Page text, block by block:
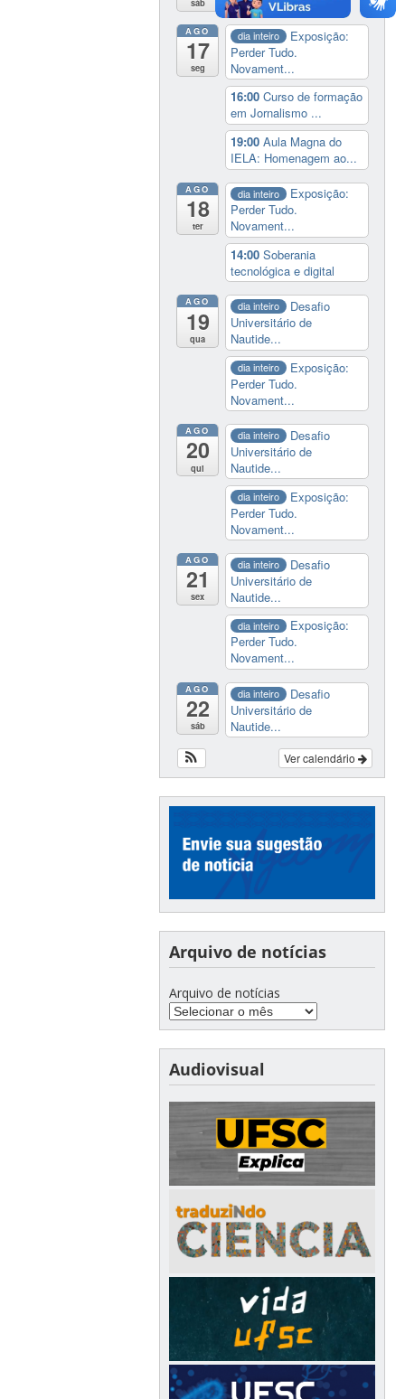
sáb
AGO
17
seg
dia inteiro
Exposição:
Perder Tudo.
Novament...
16:00Curso de formação
em Jornalismo ...
19:00Aula Magna do
IELA: Homenagem ao...
AGO
18
ter
dia inteiro
Exposição:
Perder Tudo.
Novament...
14:00Soberania
tecnológica e digital
AGO
19
qua
dia inteiro
Desafio
Universitário de
Nautide...
dia inteiro
Exposição:
Perder Tudo.
Novament...
AGO
20
qui
dia inteiro
Desafio
Universitário de
Nautide...
dia inteiro
Exposição:
Perder Tudo.
Novament...
AGO
21
sex
dia inteiro
Desafio
Universitário de
Nautide...
dia inteiro
Exposição:
Perder Tudo.
Novament...
AGO
22
sáb
dia inteiro
Desafio
Universitário de
Nautide...
Ver calendário
Arquivo de notícias
Arquivo de notícias
Audiovisual